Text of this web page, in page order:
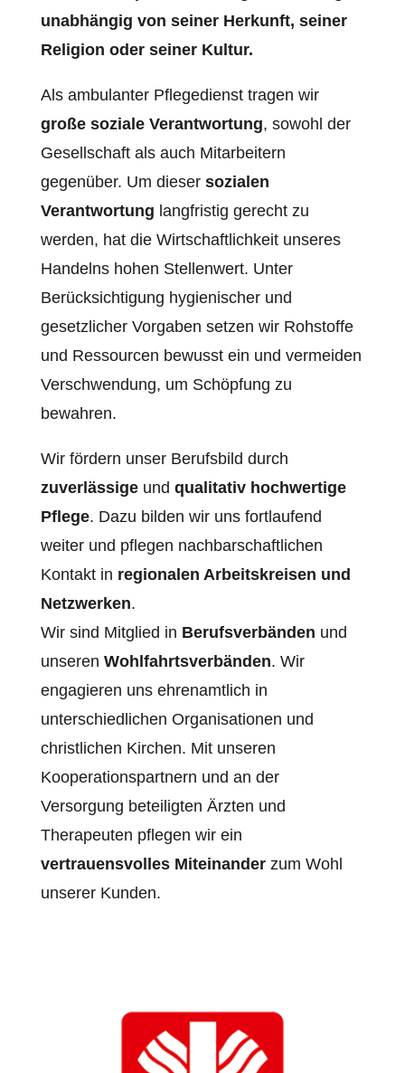
unabhängig von seiner Herkunft, seiner
Religion oder seiner Kultur.
Als ambulanter Pflegedienst tragen wir
große soziale Verantwortung, sowohl der
Gesellschaft als auch Mitarbeitern
gegenüber. Um dieser sozialen
Verantwortung langfristig gerecht zu
werden, hat die Wirtschaftlichkeit unseres
Handelns hohen Stellenwert. Unter
Berücksichtigung hygienischer und
gesetzlicher Vorgaben setzen wir Rohstoffe
und Ressourcen bewusst ein und vermeiden
Verschwendung, um Schöpfung zu
bewahren.
Wir fördern unser Berufsbild durch
zuverlässigeund qualitativ hochwertige
Pflege. Dazu bilden wir uns fortlaufend
weiter und pflegen nachbarschaftlichen
Kontakt in regionalen Arbeitskreisen und
Netzwerken.
Wir sind Mitglied in Berufsverbänden und
unseren Wohlfahrtsverbänden. Wir
engagieren uns ehrenamtlich in
unterschiedlichen Organisationen und
christlichen Kirchen. Mit unseren
Kooperationspartnern und an der
Versorgung beteiligten Ärzten und
Therapeuten pflegen wir ein
vertrauensvolles Miteinanderzum Wohl
unserer Kunden.